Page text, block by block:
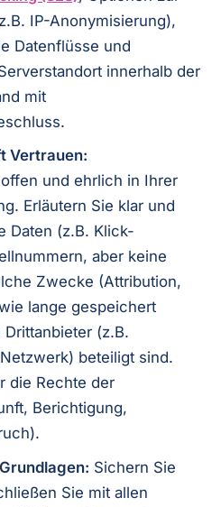
IP-Anonymisierung),
Datenflüsse und
innerhalb der
mit
Vertrauen:
und ehrlich in Ihrer
Erläutern Sie klar und
Daten (z.B. Klick-
aber keine
Zwecke (Attribution,
lange gespeichert
(z.B.
beteiligt sind.
die Rechte der
Berichtigung,
Sichern Sie
Sie mit allen